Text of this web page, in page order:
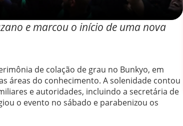
e marcou o início de uma nova
de colação de grau no Bunkyo, em
áreas do conhecimento. A solenidade contou
e autoridades, incluindo a secretária de
o evento no sábado e parabenizou os